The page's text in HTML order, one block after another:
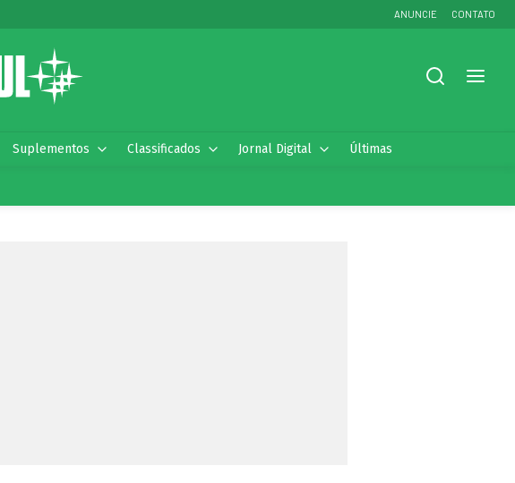
ANUNCIE CONTATO
Suplementos Classificados Jornal Digital Últimas